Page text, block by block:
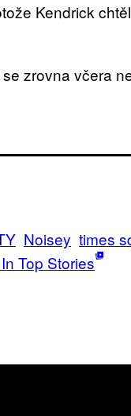
Kendrick
zrovna včera
Noisey times
Top Stories